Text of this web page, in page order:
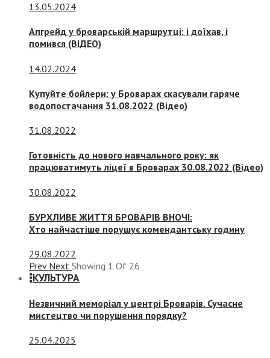
13.05.2024
Апгрейд у броварській маршрутці: і доїхав, і
помився (ВІДЕО)
14.02.2024
Купуйте бойлери: у Броварах скасували гаряче
водопостачання 31.08.2022 (Відео)
31.08.2022
Готовність до нового навчального року: як
працюватимуть ліцеї в Броварах 30.08.2022 (Відео)
30.08.2022
БУРХЛИВЕ ЖИТТЯ БРОВАРІВ ВНОЧІ:
Хто найчастіше порушує комендантську годину
29.08.2022
Prev Next Showing 1 Of 26
КУЛЬТУРА
Незвичний меморіал у центрі Броварів. Сучасне
мистецтво чи порушення порядку?
25.04.2025